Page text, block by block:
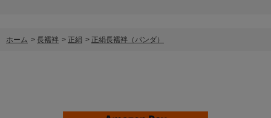
ホーム > 長襦袢 > 正絹 > 正絹長襦袢（パンダ）